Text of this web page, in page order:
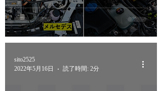
sito2525
2022年5月16日
読了時間: 2分